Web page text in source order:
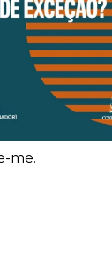
me.